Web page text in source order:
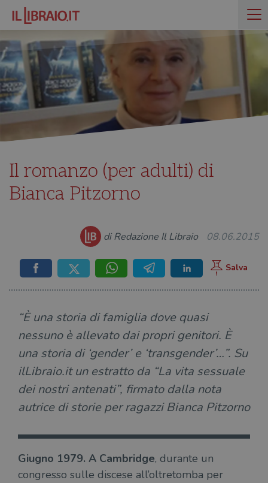
Il romanzo (per adulti) di
Bianca Pitzorno
di Redazione Il Libraio 08.06.2015
“È una storia di famiglia dove quasi
nessuno è allevato dai propri genitori. È
una storia di ‘gender’ e ‘transgender’…”. Su
ilLibraio.it un estratto da “La vita sessuale
dei nostri antenati”, firmato dalla nota
autrice di storie per ragazzi Bianca Pitzorno
Giugno 1979. A Cambridge, durante un
congresso sulle discese all’oltretomba per